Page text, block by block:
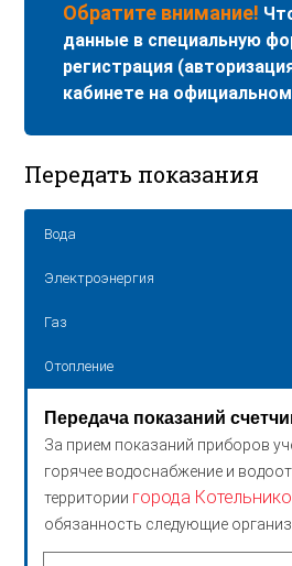
Обратите внимание!
данные в специальную
регистрация
кабинете на
Передать показания
Вода
Электроэнергия
Газ
Отопление
Передача показаний
За прием показаний приборов
горячее водоснабжение и
территории города
обязанность следующие